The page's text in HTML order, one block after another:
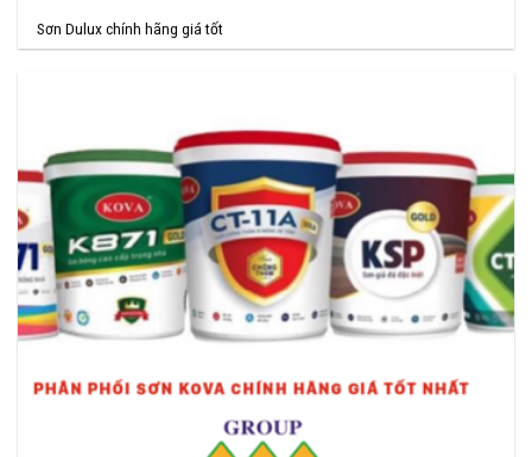
Sơn Dulux chính hãng giá tốt